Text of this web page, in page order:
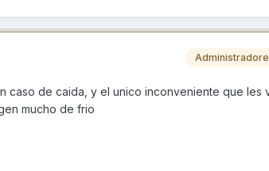
caso de caida, y el unico inconveniente que les
mucho de frio